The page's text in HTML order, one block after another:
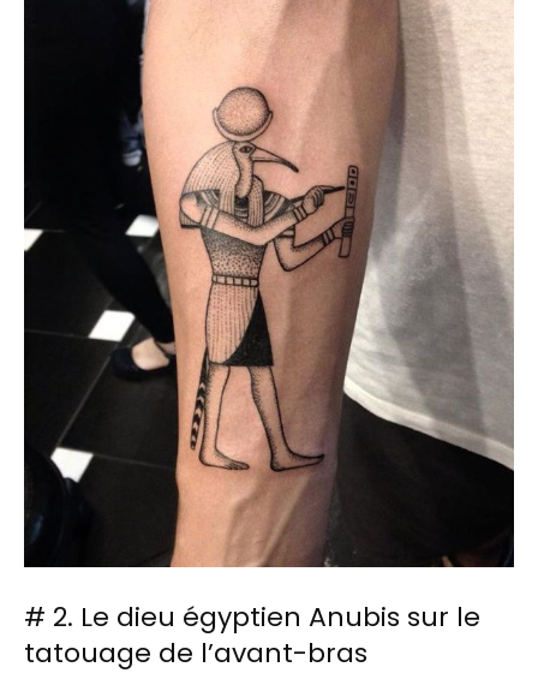
# 2. Le dieu égyptien Anubis sur le
tatouage de l’avant-bras